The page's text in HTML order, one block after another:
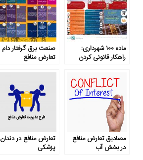
ماده ۱۰۰ شهرداری:
راهکار قانونی کردن
صنعت برق گرفتار دام
تعارض منافع
مصادیق تعارض منافع
در بخش آب
تعارض منافع در دندان
پزشکی